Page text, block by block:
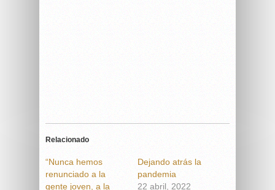
Relacionado
“Nunca hemos
renunciado a la
gente joven, a la
Dejando atrás la
pandemia
22 abril, 2022